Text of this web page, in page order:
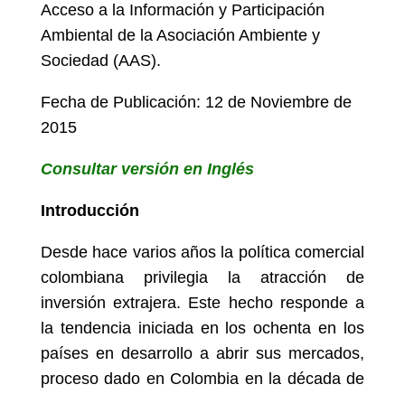
Acceso a la Información y Participación
Ambiental de la Asociación Ambiente y
Sociedad (AAS).
Fecha de Publicación: 12 de Noviembre de
2015
Consultar versión en Inglés
Introducción
Desde hace varios años la política comercial
colombiana privilegia la atracción de
inversión extrajera. Este hecho responde a
la tendencia iniciada en los ochenta en los
países en desarrollo a abrir sus mercados,
proceso dado en Colombia en la década de